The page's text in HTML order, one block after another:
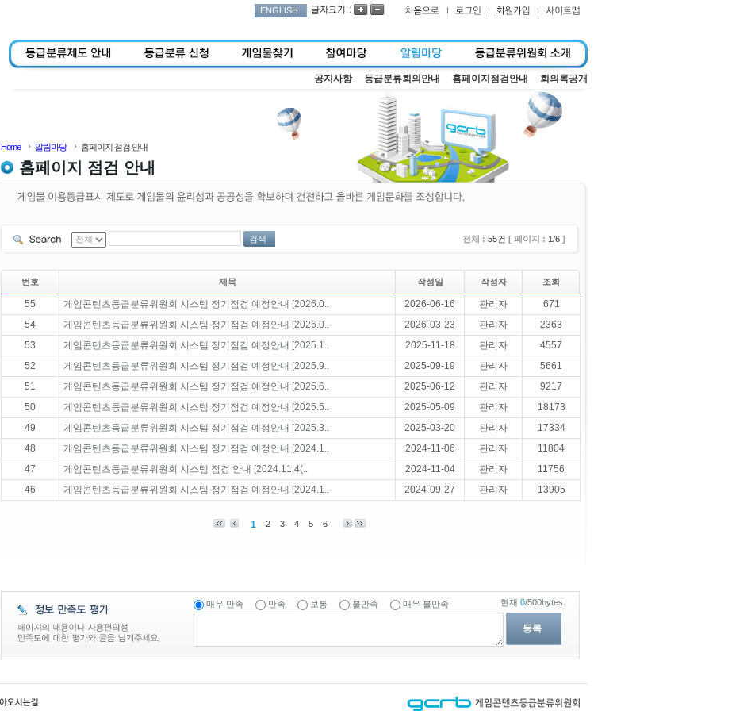
ENGLISH :
공지사항 등급분류회의안내 홈페이지점검안내 회의록공개
Home 알림마당 홈페이지 점검 안내
홈페이지 점검 안내
검색 전체 : 55건 [ 페이지 : 1/6 ]
번호 제목 작성일 작성자 조회
55 게임콘텐츠등급분류위원회 시스템 정기점검 예정안내 [2026.0.. 2026-06-16 관리자
671
54
게임콘텐츠등급분류위원회 시스템 정기점검 예정안내 [2026.0.. 2026-03-23 관리자
2363
53
게임콘텐츠등급분류위원회 시스템 정기점검 예정안내 [2025.1.. 2025-11-18 관리자
4557
52
게임콘텐츠등급분류위원회 시스템 정기점검 예정안내 [2025.9.. 2025-09-19 관리자
5661
51
게임콘텐츠등급분류위원회 시스템 정기점검 예정안내 [2025.6.. 2025-06-12 관리자
9217
50
게임콘텐츠등급분류위원회 시스템 정기점검 예정안내 [2025.5.. 2025-05-09 관리자
18173
49
게임콘텐츠등급분류위원회 시스템 정기점검 예정안내 [2025.3.. 2025-03-20 관리자
17334
48
게임콘텐츠등급분류위원회 시스템 정기점검 예정안내 [2024.1.. 2024-11-06 관리자
11804
47
게임콘텐츠등급분류위원회 시스템 점검 안내 [2024.11.4(.. 2024-11-04 관리자
11756
46
게임콘텐츠등급분류위원회 시스템 정기점검 예정안내 [2024.1.. 2024-09-27 관리자 13905
1 2 3 4 5 6
매우 만족 만족 보통 불만족 매우 불만족
등록
현재 0/500bytes